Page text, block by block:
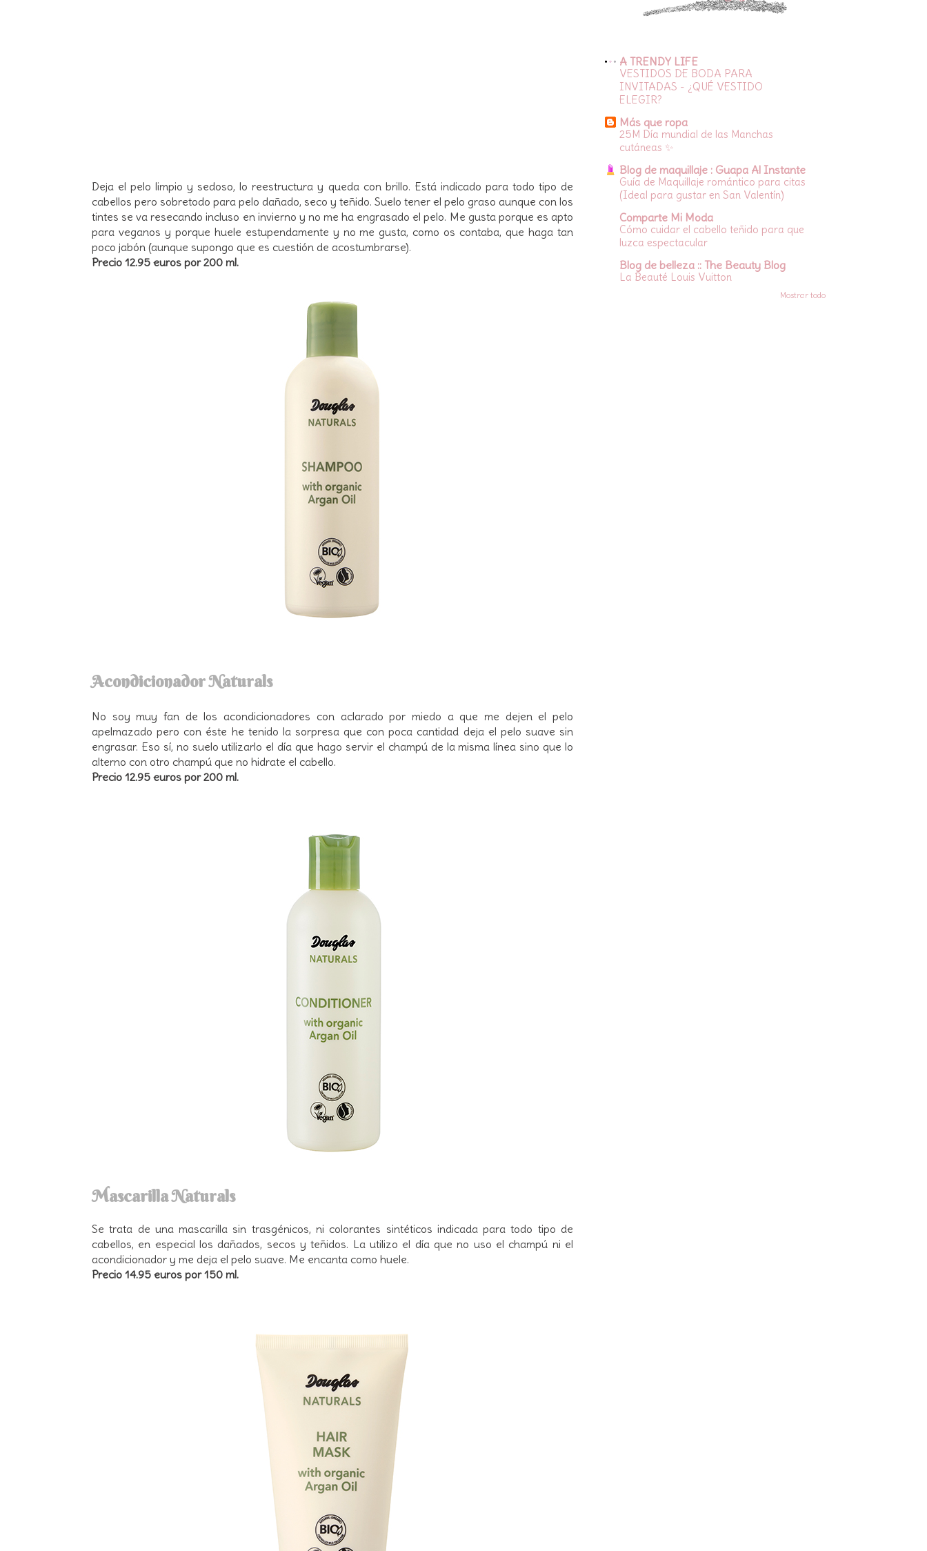
Deja el pelo limpio y sedoso, lo reestructura y queda con brillo. Está indicado para todo tipo de
cabellos pero sobretodo para pelo dañado, seco y teñido. Suelo tener el pelo graso aunque con los
tintes se va resecando incluso en invierno y no me ha engrasado el pelo. Me gusta porque es apto
para veganos y porque huele estupendamente y no me gusta, como os contaba, que haga tan
poco jabón (aunque supongo que es cuestión de acostumbrarse).
Precio 12.95 euros por 200 ml.
Acondicionador Naturals
No soy muy fan de los acondicionadores con aclarado por miedo a que me dejen el pelo
apelmazado pero con éste he tenido la sorpresa que con poca cantidad deja el pelo suave sin
engrasar. Eso sí, no suelo utilizarlo el día que hago servir el champú de la misma línea sino que lo
alterno con otro champú que no hidrate el cabello.
Precio 12.95 euros por 200 ml.
Mascarilla Naturals
Se trata de una mascarilla sin trasgénicos, ni colorantes sintéticos indicada para todo tipo de
cabellos, en especial los dañados, secos y teñidos. La utilizo el día que no uso el champú ni el
acondicionador y me deja el pelo suave. Me encanta como huele.
Precio 14.95 euros por 150 ml.
A TRENDY LIFE
VESTIDOS DE BODA PARA
INVITADAS - ¿QUÉ VESTIDO
ELEGIR?
Más que ropa
25M Día mundial de las Manchas
cutáneas ✨
Blog de maquillaje : Guapa Al Instante
Guía de Maquillaje romántico para citas
(Ideal para gustar en San Valentín)
Comparte Mi Moda
Cómo cuidar el cabello teñido para que
luzca espectacular
Blog de belleza :: The Beauty Blog
La Beauté Louis Vuitton
Mostrar todo